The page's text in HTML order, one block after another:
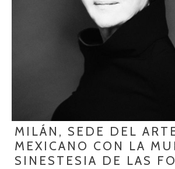
MILÁN, SEDE DEL
MEXICANO CON LA
SINESTESIA DE LAS